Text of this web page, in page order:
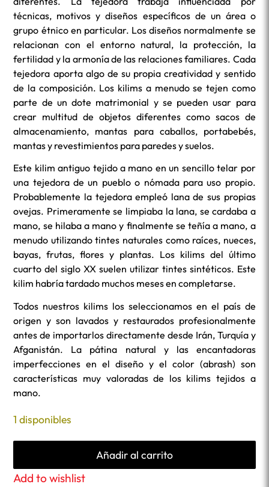
técnicas, motivos y diseños específicos de un área o
grupo étnico en particular. Los diseños normalmente se
relacionan con el entorno natural, la protección, la
fertilidad y la armonía de las relaciones familiares. Cada
tejedora aporta algo de su propia creatividad y sentido
de la composición. Los kilims a menudo se tejen como
parte de un dote matrimonial y se pueden usar para
crear multitud de objetos diferentes como sacos de
almacenamiento, mantas para caballos, portabebés,
mantas y revestimientos para paredes y suelos.
Este kilim antiguo tejido a mano en un sencillo telar por
una tejedora de un pueblo o nómada para uso propio.
Probablemente la tejedora empleó lana de sus propias
ovejas. Primeramente se limpiaba la lana, se cardaba a
mano, se hilaba a mano y finalmente se teñía a mano, a
menudo utilizando tintes naturales como raíces, nueces,
bayas, frutas, flores y plantas. Los kilims del último
cuarto del siglo XX suelen utilizar tintes sintéticos. Este
kilim habría tardado muchos meses en completarse.
Todos nuestros kilims los seleccionamos en el país de
origen y son lavados y restaurados profesionalmente
antes de importarlos directamente desde Irán, Turquía y
Afganistán. La pátina natural y las encantadoras
imperfecciones en el diseño y el color (abrash) son
características muy valoradas de los kilims tejidos a
mano.
1 disponibles
Añadir al carrito
Add to wishlist